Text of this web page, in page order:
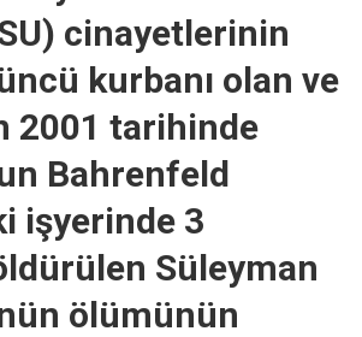
cinayetlerinin
kurbanı olan ve
2001 tarihinde
Bahrenfeld
işyerinde 3
Süleyman
ölümünün